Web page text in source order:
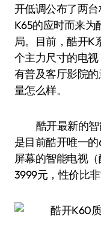
开低调公布了两
K65的应时而来为
局。目前，酷开K
个主力尺寸的电
有普及客厅影院
量怎么样。
酷开最新的
是目前酷开唯一
屏幕的智能电视
3999元，性价比非